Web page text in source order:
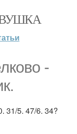
-
31/5. 47/6. 34?